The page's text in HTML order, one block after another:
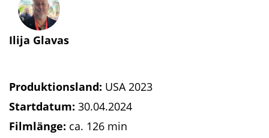
Ilija Glavas
Produktionsland: USA 2023
Startdatum: 30.04.2024
Filmlänge: ca. 126 min